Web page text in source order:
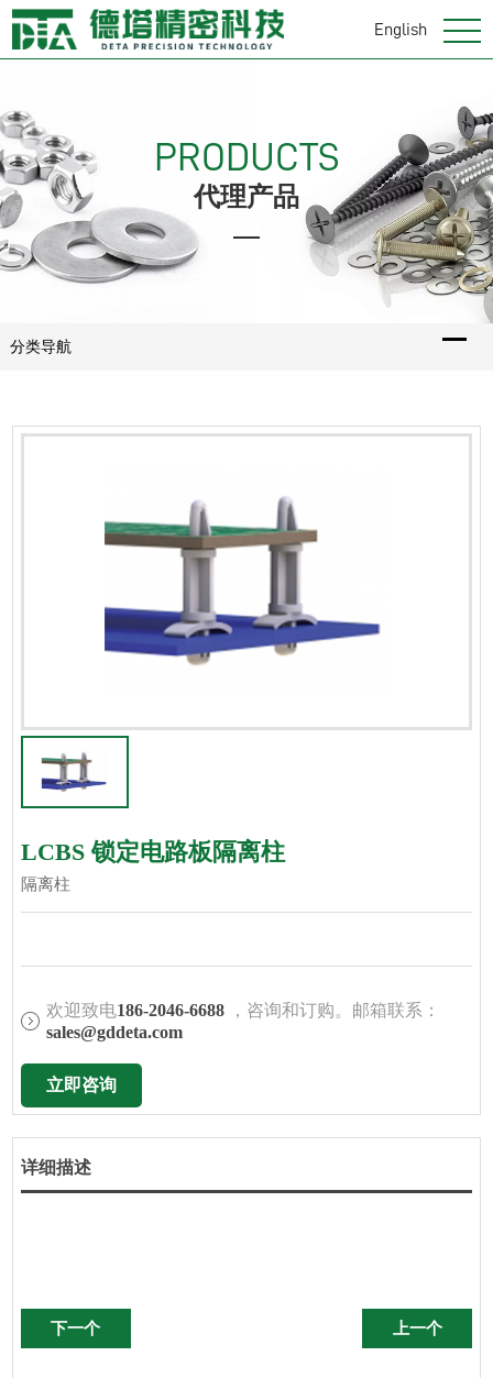
English
PRODUCTS
代理产品
分类导航
LCBS 锁定电路板隔离柱
隔离柱
欢迎致电186-2046-6688
，咨询和订购。邮箱联系：
sales@gddeta.com
立即咨询
详细描述
下一个 上一个